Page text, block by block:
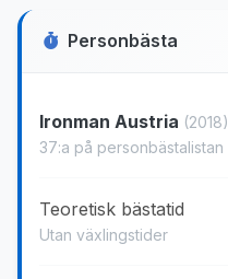
Personbästa
Ironman Austria (2018)
37:a på personbästalistan
Teoretisk bästatid
Utan växlingstider